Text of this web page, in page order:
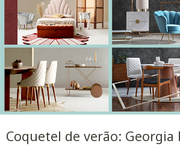
Coquetel de verão: Georgia